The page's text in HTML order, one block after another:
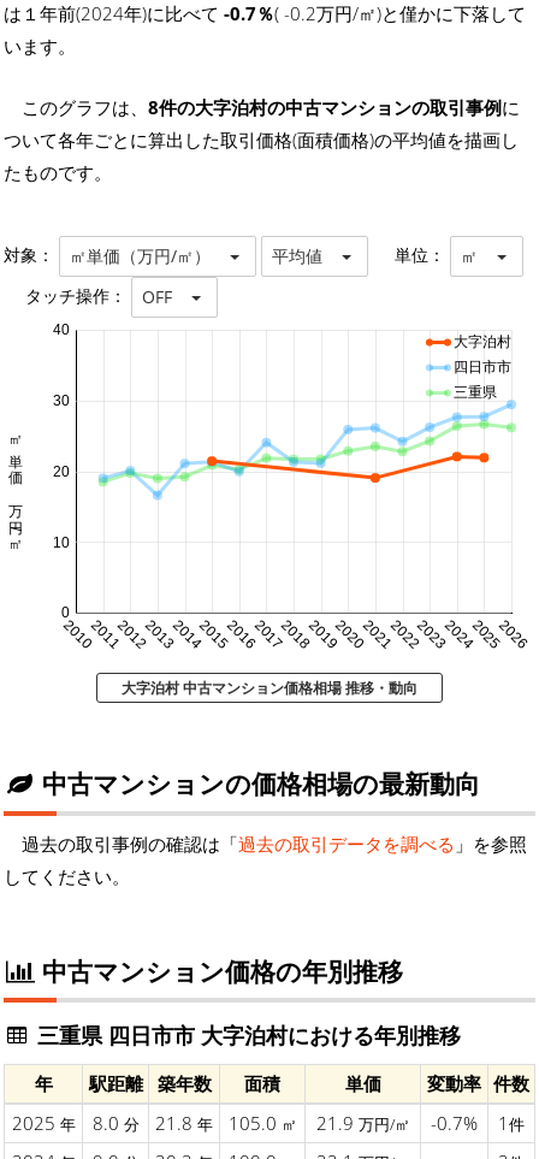
は１年前(2024年)に比べて -0.7％( -0.2万円/㎡)と僅かに下落して
います。
このグラフは、 8件の大字泊村の中古マンションの取引事例に
ついて各年ごとに算出した取引価格(面積価格)の平均値を描画し
たものです。
対象： ㎡単価（万円/㎡） 平均値 単位： ㎡
タッチ操作： OFF
20102011201220132014201520162017201820192020202120222023202420252026
0
10
20
30
40
㎡単価 万円/㎡
大字泊村
四日市市
三重県
大字泊村 中古マンション価格相場 推移・動向
中古マンションの価格相場の最新動向
過去の取引事例の確認は「過去の取引データを調べる 」を参照
してください。
中古マンション価格の年別推移
三重県 四日市市 大字泊村における年別推移
年 駅距離 築年数 面積 単価 変動率 件数
2025 年 8.0 分 21.8 年 105.0 ㎡ 21.9 万円/㎡ -0.7% 1 件